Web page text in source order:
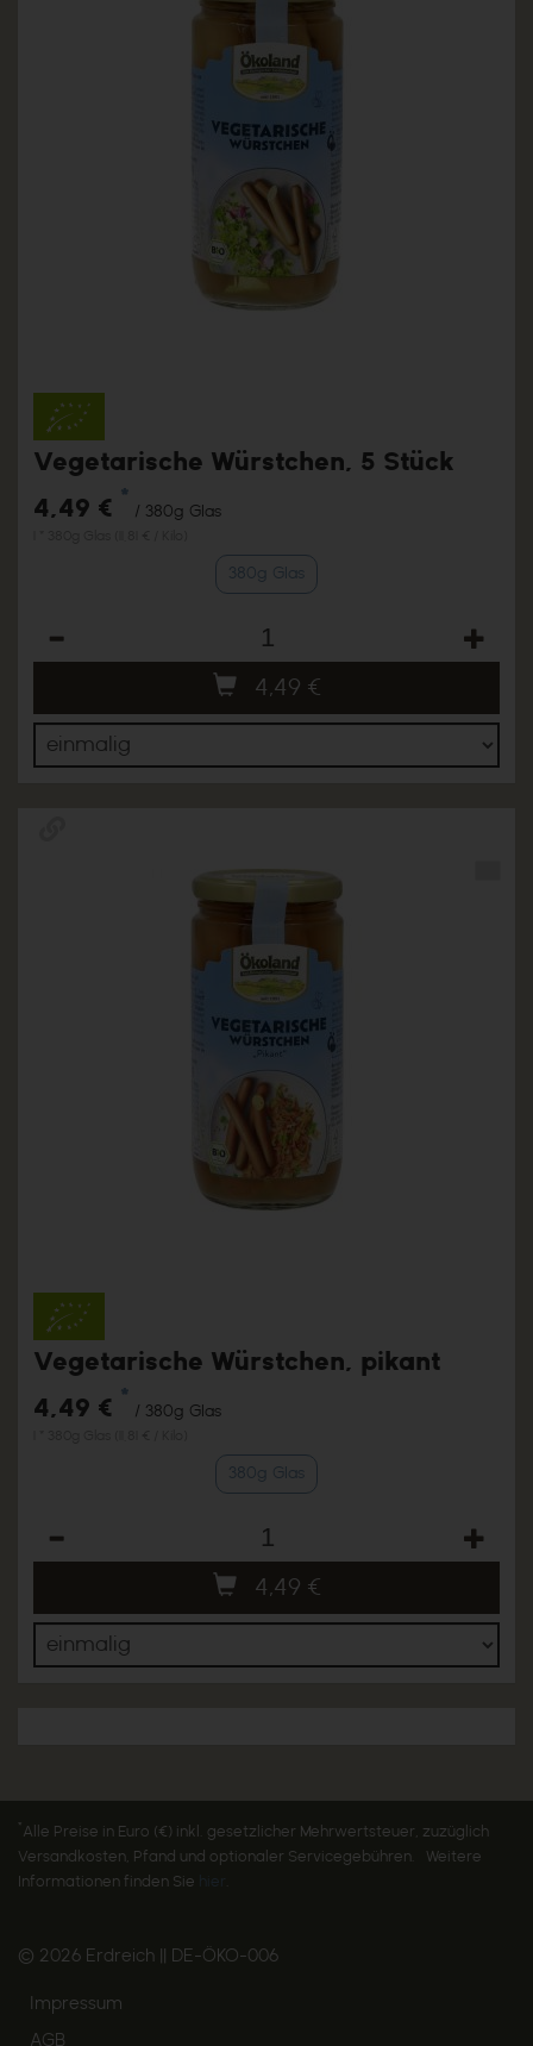
Vegetarische Würstchen, 5 Stück
4,49 € *
/ 380g Glas
380g Glas
4,49 €
Vegetarische Würstchen, pikant
4,49 € *
/ 380g Glas
380g Glas
4,49 €
* Alle Preise in Euro (€) inkl. gesetzlicher Mehrwertsteuer, zuzüglich
Versandkosten, Pfand und optionaler Servicegebühren. Weitere
Informationen finden Sie
hier
© 2026 Erdreich || DE-ÖKO-006
Impressum
AGB